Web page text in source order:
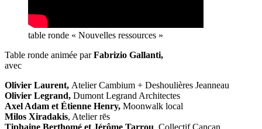
table ronde « Nouvelles ressources »
Table ronde animée parFabrizio Gallanti,
avec
Olivier Laurent, Atelier Cambium + Deshoulières Jeanneau
Olivier Legrand, Dumont Legrand Architectes
Axel Adam et Étienne Henry, Moonwalk local
Milos Xiradakis, Atelier rēs
Tiphaine Berthomé et Jérôme Tarrou, Collectif Cancan